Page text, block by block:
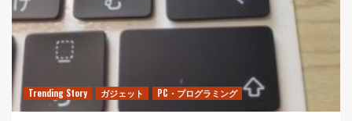
Trending Story ガジェット PC・プログラミング